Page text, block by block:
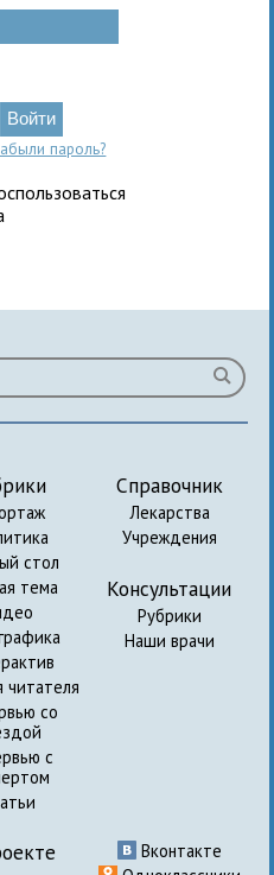
пароль?
стол
тема
читателя
со
с
Справочник
Лекарства
Учреждения
Консультации
Рубрики
Наши врачи
Вконтакте